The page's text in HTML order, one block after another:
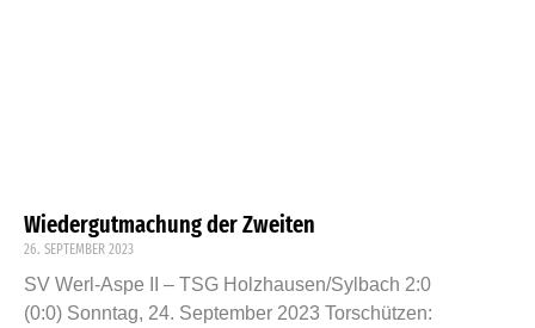
Wiedergutmachung der Zweiten
26. SEPTEMBER 2023
SV Werl-Aspe II – TSG Holzhausen/Sylbach 2:0
(0:0) Sonntag, 24. September 2023 Torschützen: